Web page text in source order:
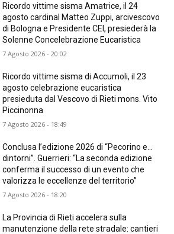
Ricordo vittime sisma Amatrice, il 24
agosto cardinal Matteo Zuppi, arcivescovo
di Bologna e Presidente CEI, presiederà la
Solenne Concelebrazione Eucaristica
7 Agosto 2026 - 20:02
Ricordo vittime sisma di Accumoli, il 23
agosto celebrazione eucaristica
presieduta dal Vescovo di Rieti mons. Vito
Piccinonna
7 Agosto 2026 - 18:49
Conclusa l’edizione 2026 di “Pecorino e…
dintorni”. Guerrieri: “La seconda edizione
conferma il successo di un evento che
valorizza le eccellenze del territorio”
7 Agosto 2026 - 18:20
La Provincia di Rieti accelera sulla
manutenzione della rete stradale: cantieri